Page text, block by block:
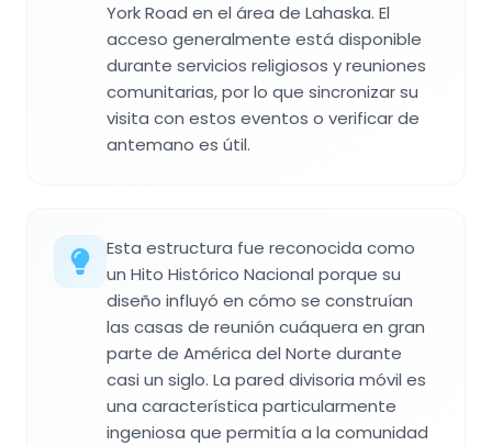
York Road en el área de Lahaska. El
acceso generalmente está disponible
durante servicios religiosos y reuniones
comunitarias, por lo que sincronizar su
visita con estos eventos o verificar de
antemano es útil.
Esta estructura fue reconocida como
un Hito Histórico Nacional porque su
diseño influyó en cómo se construían
las casas de reunión cuáquera en gran
parte de América del Norte durante
casi un siglo. La pared divisoria móvil es
una característica particularmente
ingeniosa que permitía a la comunidad